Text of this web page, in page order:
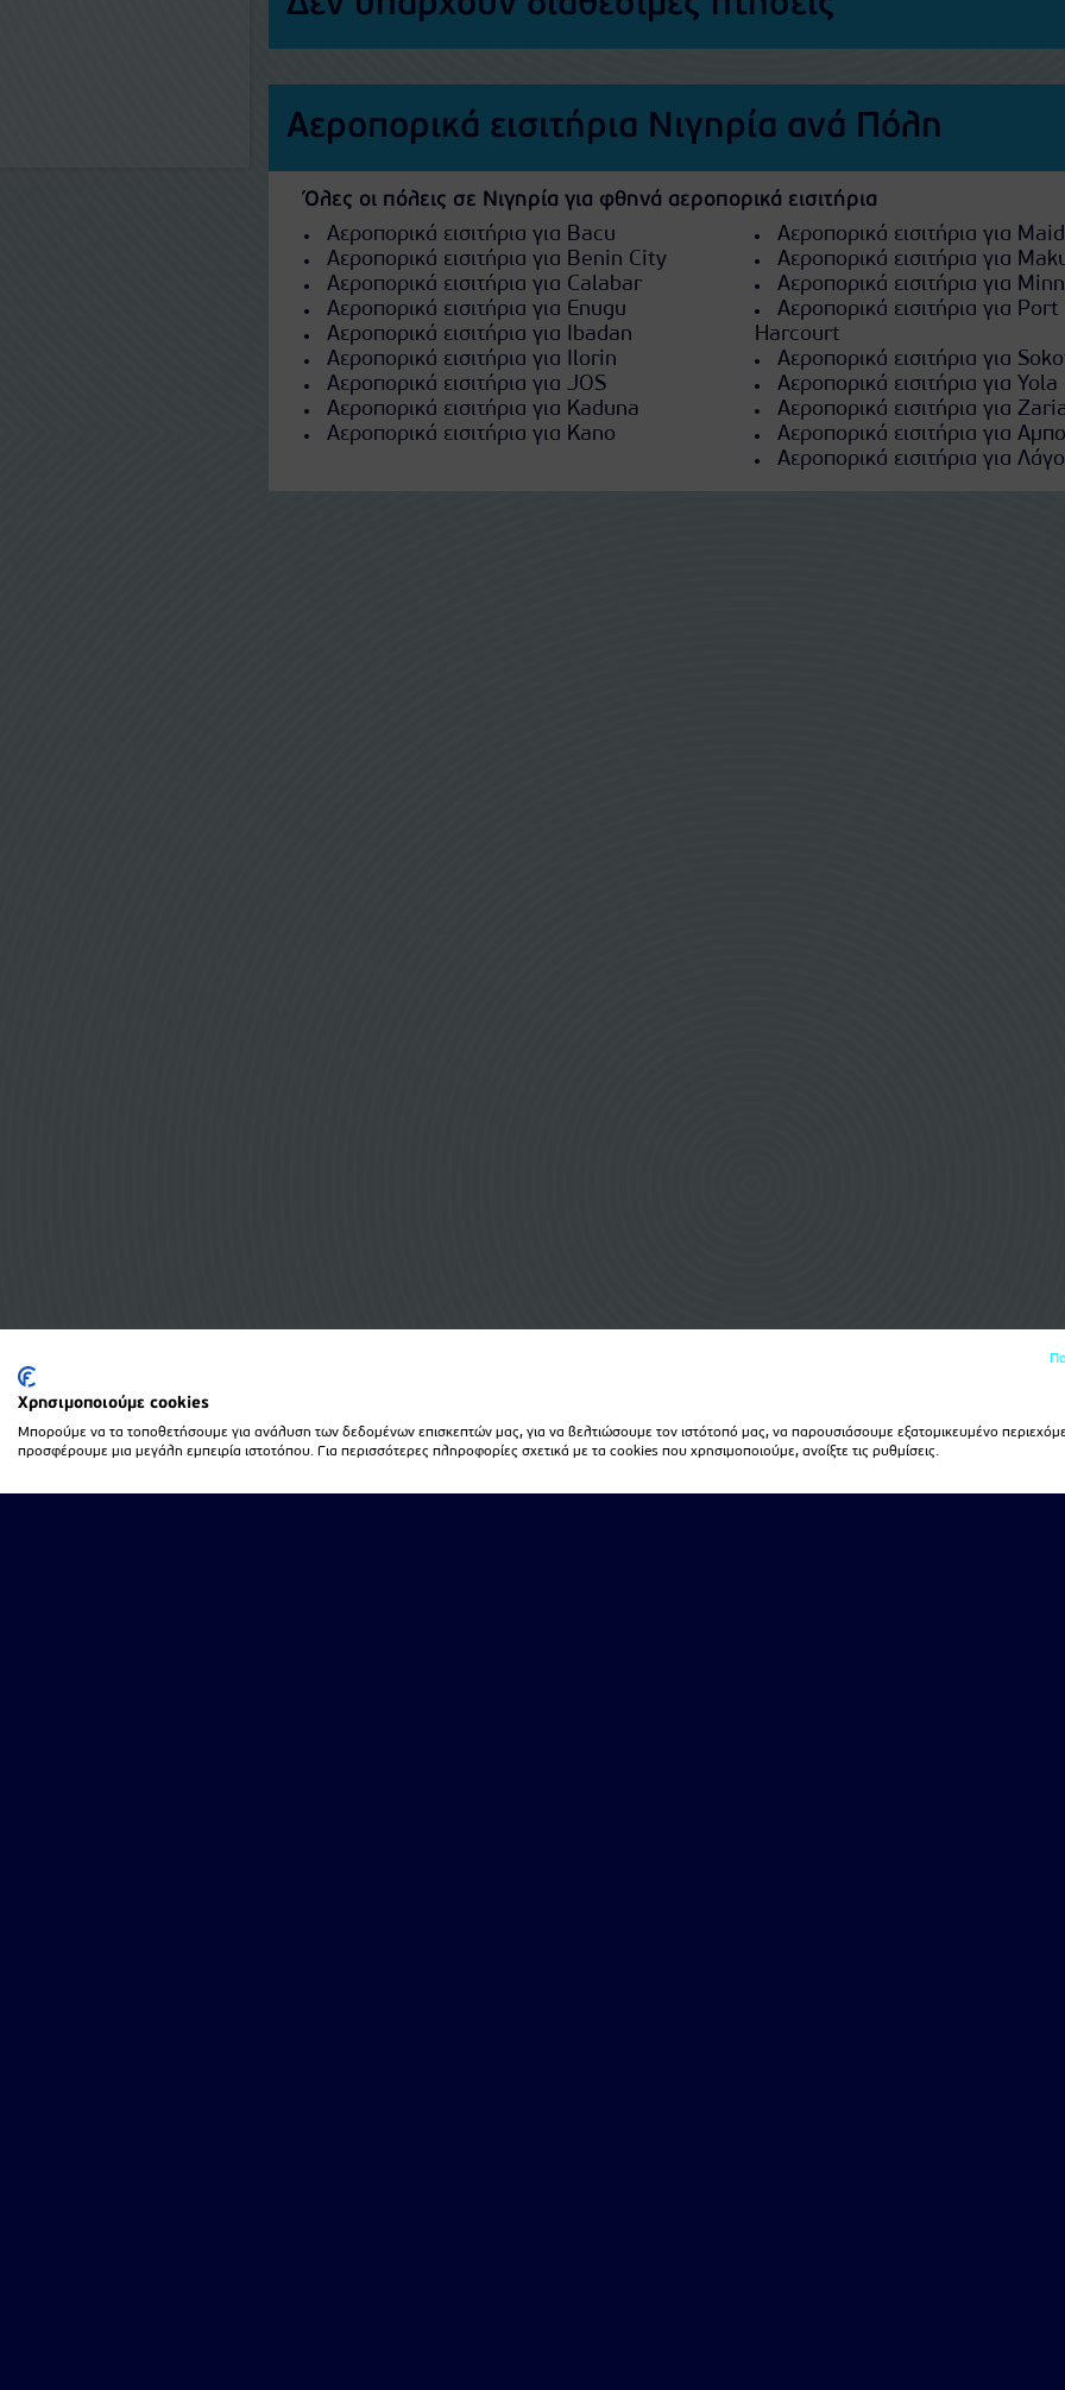
Αεροπορικά εισιτήρια Νιγηρία ανά Πόλη
Όλες οι πόλεις σε Νιγηρία για φθηνά αεροπορικά εισιτήρια
Αεροπορικά εισιτήρια για Bacu
Αεροπορικά εισιτήρια για Benin City
Αεροπορικά εισιτήρια για Calabar
Αεροπορικά εισιτήρια για Enugu
Αεροπορικά εισιτήρια για Ibadan
Αεροπορικά εισιτήρια για Ilorin
Αεροπορικά εισιτήρια για JOS
Αεροπορικά εισιτήρια για Kaduna
Αεροπορικά εισιτήρια για Kano
Αεροπορικά εισιτήρια για
Αεροπορικά εισιτήρια για
Αεροπορικά εισιτήρια για
Αεροπορικά εισιτήρια για Port
Harcourt
Αεροπορικά εισιτήρια για
Αεροπορικά εισιτήρια για Yola
Αεροπορικά εισιτήρια για
Αεροπορικά εισιτήρια για
Αεροπορικά εισιτήρια για
Χρησιμοποιούμε cookies
Μπορούμε να τα τοποθετήσουμε για ανάλυση των δεδομένων επισκεπτών μας, για να βελτιώσουμε τον ιστότοπό μας, να παρουσιάσουμε εξατομικευμένο
προσφέρουμε μια μεγάλη εμπειρία ιστοτόπου. Για περισσότερες πληροφορίες σχετικά με τα cookies που χρησιμοποιούμε, ανοίξτε τις ρυθμίσεις.